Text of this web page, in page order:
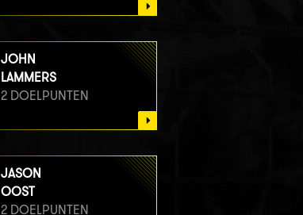
JOHN
LAMMERS
2 DOELPUNTEN
JASON
OOST
2 DOELPUNTEN